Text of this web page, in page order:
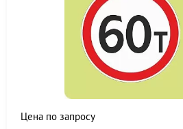
Цена по запросу